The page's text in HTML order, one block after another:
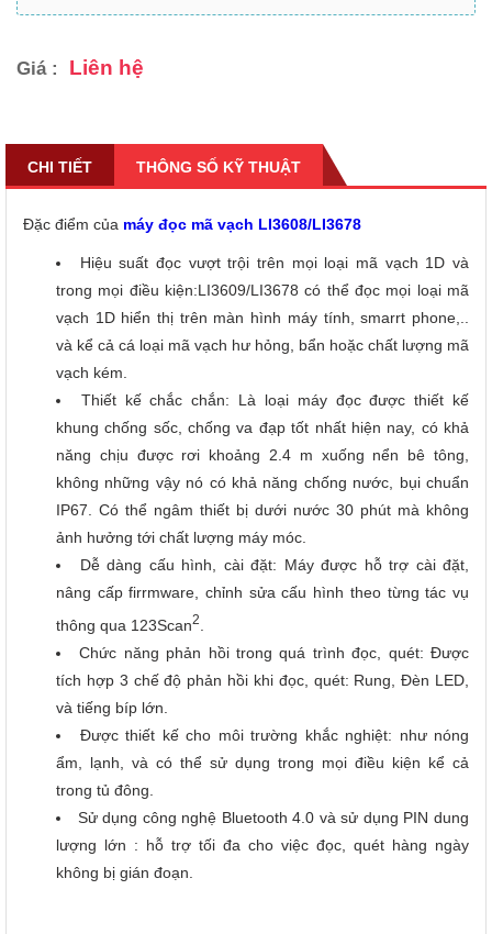
Giá : Liên hệ
CHI TIẾT THÔNG SỐ KỸ THUẬT
Đặc điểm của máy đọc mã vạch LI3608/LI3678
Hiệu suất đọc vượt trội trên mọi loại mã vạch 1D và
trong mọi điều kiện:LI3609/LI3678 có thể đọc mọi loại mã
vạch 1D hiển thị trên màn hình máy tính, smarrt phone,..
và kể cả cá loại mã vạch hư hỏng, bẩn hoặc chất lượng mã
vạch kém.
Thiết kế chắc chắn: Là loại máy đọc được thiết kế
khung chống sốc, chống va đạp tốt nhất hiện nay, có khả
năng chịu được rơi khoảng 2.4 m xuống nển bê tông,
không những vậy nó có khả năng chống nước, bụi chuẩn
IP67. Có thể ngâm thiết bị dưới nước 30 phút mà không
ảnh hưởng tới chất lượng máy móc.
Dễ dàng cấu hình, cài đặt: Máy được hỗ trợ cài đặt,
nâng cấp firrmware, chỉnh sửa cấu hình theo từng tác vụ
thông qua 123Scan2.
Chức năng phản hồi trong quá trình đọc, quét: Được
tích hợp 3 chế độ phản hồi khi đọc, quét: Rung, Đèn LED,
và tiếng bíp lớn.
Được thiết kế cho môi trường khắc nghiệt: như nóng
ẩm, lạnh, và có thể sử dụng trong mọi điều kiện kể cả
trong tủ đông.
Sử dụng công nghệ Bluetooth 4.0 và sử dụng PIN dung
lượng lớn : hỗ trợ tối đa cho việc đọc, quét hàng ngày
không bị gián đoạn.